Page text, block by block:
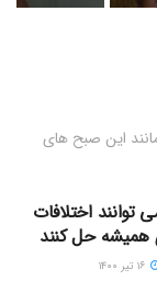
این صبح های
اختلافات
همیشه حل کنند
۱۶ تیر ۱۴۰۰